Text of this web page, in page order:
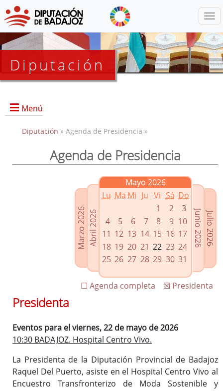
Diputación
Menú
Presidencia
Enlaces relacionados
Agenda de Presidencia
Plenos provinciales y Juntas de gobierno
Oficina de Proyectos Europeos
Diputación » Agenda de Presidencia »
Agenda de Presidencia
Marzo 2026Abril 2026
Mayo 2026
Lu Ma Mi Ju Vi Sá Do
1
2
3
4
5 6 7 8 9 10
11 12 13 14 15 16 17
18 19 20 21 22 23 24
25 26 27 28 29 30 31
Julio 2026
Junio 2026
☒ Presidenta
☐ Agenda completa
Presidenta
Eventos para el viernes, 22 de mayo de 2026
10:30 BADAJOZ. Hospital Centro Vivo.
La Presidenta de la Diputación Provincial de Badajoz
Raquel Del Puerto, asiste en el Hospital Centro Vivo al
Encuestro Transfronterizo de Moda Sostenible y